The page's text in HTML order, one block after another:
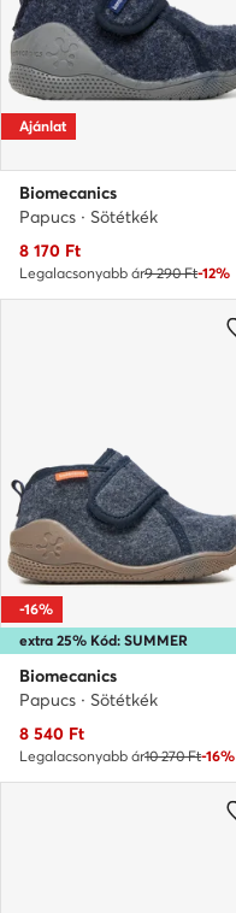
Ajánlat
Biomecanics
Papucs · Sötétkék
Aktuális ár
8 170 Ft
Legalacsonyabb ár9 290 Ft-12%
extra 25% Kód: SUMMER
-16%
Biomecanics
Papucs · Sötétkék
Aktuális ár
8 540 Ft
Legalacsonyabb ár10 270 Ft-16%